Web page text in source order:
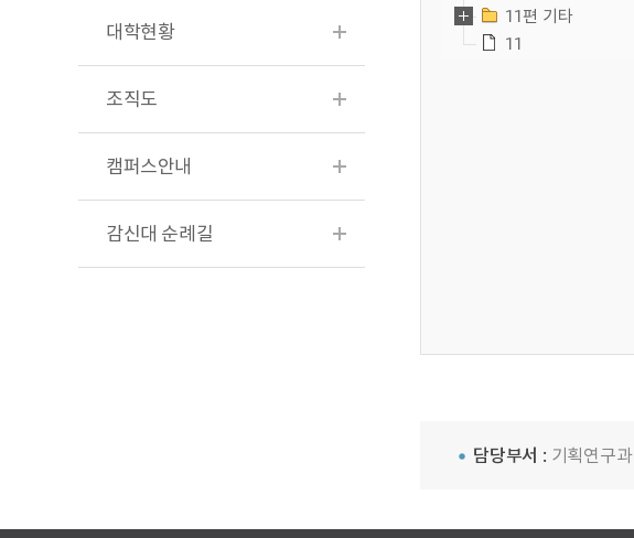
대학현황
조직도
캠퍼스안내
감신대 순례길
11편 기타
11
담당부서 : 기획연구과